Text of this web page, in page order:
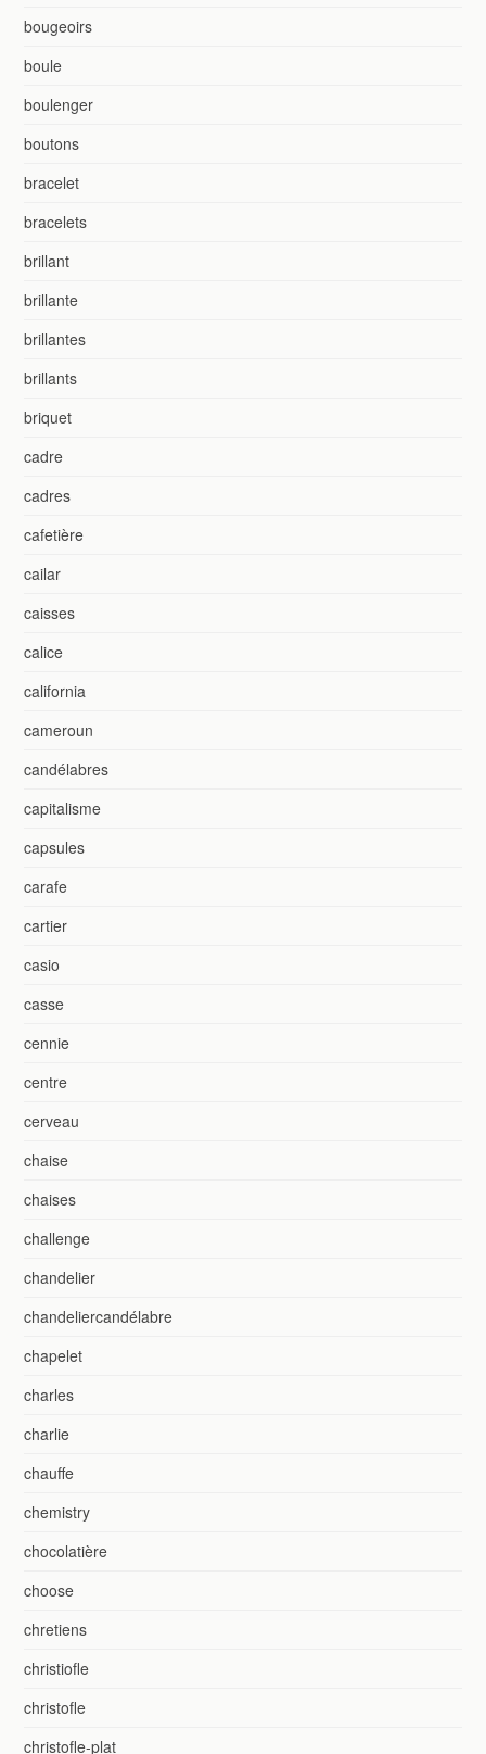
bougeoirs
boule
boulenger
boutons
bracelet
bracelets
brillant
brillante
brillantes
brillants
briquet
cadre
cadres
cafetière
cailar
caisses
calice
california
cameroun
candélabres
capitalisme
capsules
carafe
cartier
casio
casse
cennie
centre
cerveau
chaise
chaises
challenge
chandelier
chandeliercandélabre
chapelet
charles
charlie
chauffe
chemistry
chocolatière
choose
chretiens
christiofle
christofle
christofle-plat